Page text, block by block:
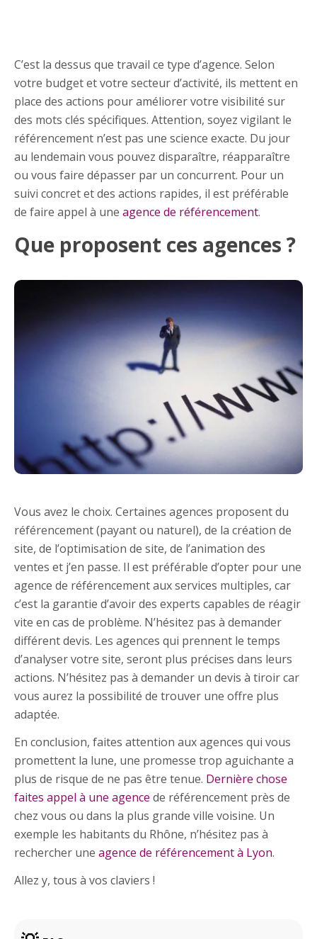
C’est la dessus que travail ce type d’agence. Selon
votre budget et votre secteur d’activité, ils mettent en
place des actions pour améliorer votre visibilité sur
des mots clés spécifiques. Attention, soyez vigilant le
référencement n’est pas une science exacte. Du jour
au lendemain vous pouvez disparaître, réapparaître
ou vous faire dépasser par un concurrent. Pour un
suivi concret et des actions rapides, il est préférable
de faire appel à une agence de référencement.
Que proposent ces agences ?
Vous avez le choix. Certaines agences proposent du
référencement (payant ou naturel), de la création de
site, de l’optimisation de site, de l’animation des
ventes et j’en passe. Il est préférable d’opter pour une
agence de référencement aux services multiples, car
c’est la garantie d’avoir des experts capables de réagir
vite en cas de problème. N’hésitez pas à demander
différent devis. Les agences qui prennent le temps
d’analyser votre site, seront plus précises dans leurs
actions. N’hésitez pas à demander un devis à tiroir car
vous aurez la possibilité de trouver une offre plus
adaptée.
En conclusion, faites attention aux agences qui vous
promettent la lune, une promesse trop aguichante a
plus de risque de ne pas être tenue. Dernière chose
faites appel à une agence de référencement près de
chez vous ou dans la plus grande ville voisine. Un
exemple les habitants du Rhône, n’hésitez pas à
rechercher une agence de référencement à Lyon.
Allez y, tous à vos claviers !